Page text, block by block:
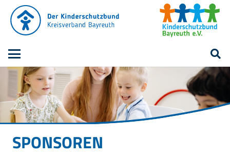
SPONSOREN